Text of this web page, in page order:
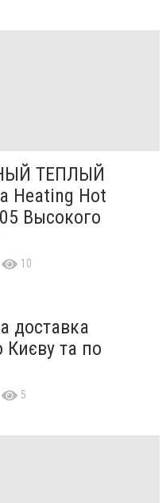
ТЕПЛЫЙ
Heating Hot
Высокого
10
доставка
Києву та по
5